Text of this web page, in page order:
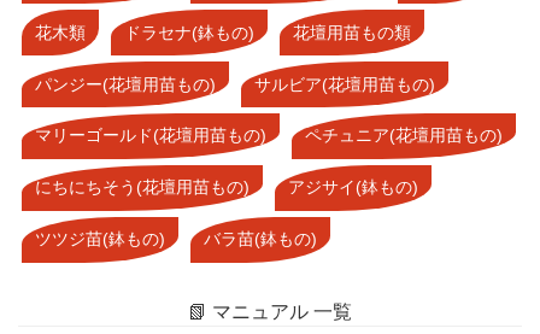
花木類 ドラセナ(鉢もの) 花壇用苗もの類
パンジー(花壇用苗もの) サルビア(花壇用苗もの)
マリーゴールド(花壇用苗もの) ペチュニア(花壇用苗もの)
にちにちそう(花壇用苗もの) アジサイ(鉢もの)
ツツジ苗(鉢もの) バラ苗(鉢もの)
📗 マニュアル 一覧